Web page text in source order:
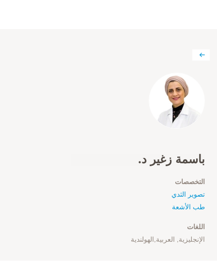
باسمة زغير د.
التخصصات
تصوير الثدي
طب الأشعة
اللغات
الإنجليزية, العربية,الهولندية